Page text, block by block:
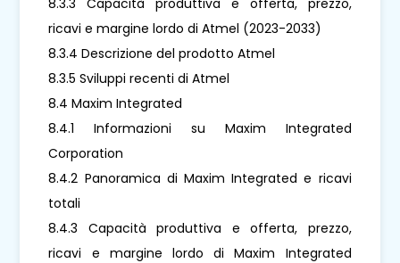
ricavi e margine lordo di Atmel (2023-2033)
8.3.4 Descrizione del prodotto Atmel
8.3.5 Sviluppi recenti di Atmel
8.4 Maxim Integrated
8.4.1 Informazioni su Maxim Integrated
Corporation
8.4.2 Panoramica di Maxim Integrated e ricavi
totali
8.4.3 Capacità produttiva e offerta, prezzo,
ricavi e margine lordo di Maxim Integrated